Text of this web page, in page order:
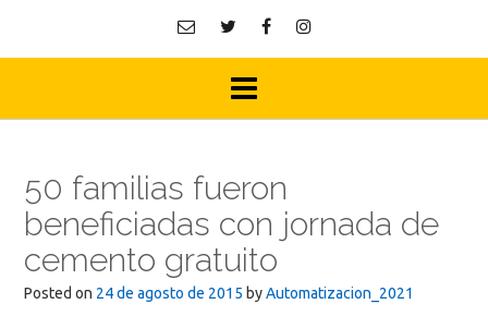
50 familias fueron
beneficiadas con jornada de
cemento gratuito
Posted on 24 de agosto de 2015 byAutomatizacion_2021